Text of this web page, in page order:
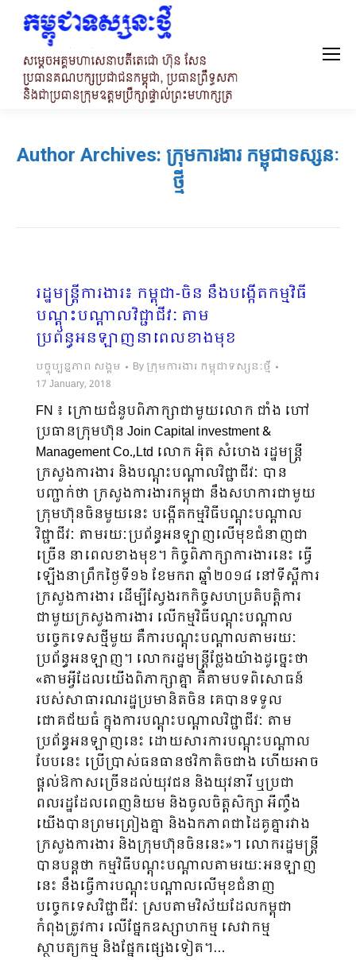
Author Archives: ក្រុមការងារ កម្ពុជាទស្សនៈ
ថ្មី
រដ្ឋមន្ត្រីការងារ៖ កម្ពុជា-ចិន នឹងបង្កើតកម្មវិធី
បណ្តុះបណ្តាលវិជ្ជាជីវៈ តាម
ប្រព័ន្ធអនឡាញនាពេលខាងមុខ
បច្ចុប្បន្នភាព សង្គម By ក្រុមការងារ កម្ពុជាទស្សនៈថ្មី
17 January, 2018
FN ៖ ក្រោយជំនួបពិភាក្សាជាមួយលោក ជាំង ហៅ
ប្រធានក្រុមហ៊ុន Join Capital investment &
Management Co.,Ltd លោក អ៉ិត សំហេង រដ្ឋមន្ត្រី
ក្រសួងការងារ និងបណ្តុះបណ្តាលវិជ្ជាជីវៈ បាន
បញ្ជាក់ថា ក្រសួងការងារកម្ពុជា នឹងសហការជាមួយ
ក្រុមហ៊ុនចិនមួយនេះ បង្កើតកម្មវិធីបណ្តុះបណ្តាល
វិជ្ជាជីវៈ តាមរយៈប្រព័ន្ធអនឡាញលើមុខជំនាញជា
ច្រើន នាពេលខាងមុខ។ កិច្ចពិភាក្សាការងារនេះ ធ្វើ
ឡើងនាព្រឹកថ្ងៃទី១៦ ខែមករា ឆ្នាំ២០១៨ នៅទីស្ដីការ
ក្រសួងការងារ ដើម្បីស្វែងរកកិច្ចសហប្រតិបត្តិការ
ជាមួយក្រសួងការងារ លើកម្មវិធីបណ្តុះបណ្តាល
បច្ចេកទេសថ្មីមួយ គឺការបណ្តុះបណ្តាលតាមរយៈ
ប្រព័ន្ធអនឡាញ។ លោករដ្ឋមន្ត្រីថ្លែងយ៉ាងដូច្នេះថា
«តាមអ្វីដែលយើងពិភាក្សាគ្នា គឺតាមបទពិសោធន៍
របស់សាធារណរដ្ឋប្រមានិតចិន គេបានទទួល
ជោគជ័យធំ ក្នុងការបណ្តុះបណ្តាលវិជ្ជាជីវៈ តាម
ប្រព័ន្ធអនឡាញនេះ ដោយសារការបណ្តុះបណ្តាល
បែបនេះ ប្រើប្រាស់ធនធានថវិកាតិចជាង ហើយអាច
ផ្តល់ឱកាសច្រើនដល់យុវជន និងយុវនារី ឬប្រជា
ពលរដ្ឋដែលពេញនិយម និងចូលចិត្តសិក្សា អីញ្ចឹង
យើងបានព្រមព្រៀងគ្នា និងឯកភាពជាដៃគូគ្នារវាង
ក្រសួងការងារ និងក្រុមហ៊ុនចិននេះ»។ លោករដ្ឋមន្ត្រី
បានបន្តថា កម្មវិធីបណ្តុះបណ្តាលតាមរយៈអនឡាញ
នេះ នឹងធ្វើការបណ្តុះបណ្តាលលើមុខជំនាញ
បច្ចេកទេសវិជ្ជាជីវៈ ស្របតាមវិស័យដែលកម្ពុជា
កំពុងត្រូវការ លើផ្នែកឧស្សាហកម្ម សេវាកម្ម
ស្ថាបត្យកម្ម និងផ្នែកផ្សេងទៀត។…